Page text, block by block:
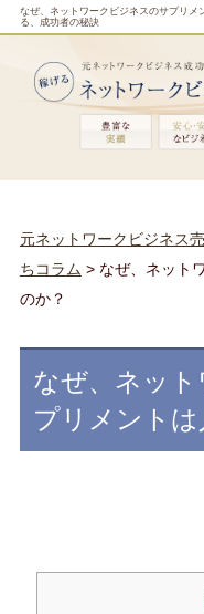
なぜ、ネットワークビジネスのサプリ
る、成功者の秘訣
元ネットワークビジネス
ちコラム > なぜ、ネット
のか？
なぜ、ネッ
プリメントは